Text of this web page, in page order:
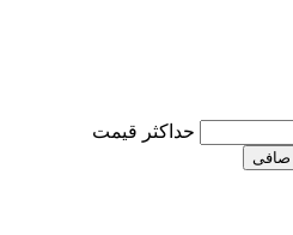
حداكثر قيمت